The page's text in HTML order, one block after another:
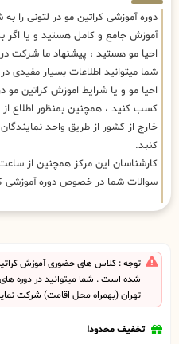
دوره آموزشی کراتین مو در لتونی را
آموزش جامع و کامل هستید و یا اگر
احیا مو هستید ، پیشنهاد ما شرکت
شما میتوانید اطلاعات بسیار مفیدی
احیا مو و یا شرایط اموزش کراتین مو
کسب کنید ، همچنین بمنظور اطلاع
خارج از کشور از طریق واحد
کنبد.
سوالات شما در خصوص دوره آموزشی
توجه : کلاس های حضوری آموزش
شده است . شما میتوانید در دوره
تهران (بهمراه محل اقامت) شرکت
تخفیف محدود!